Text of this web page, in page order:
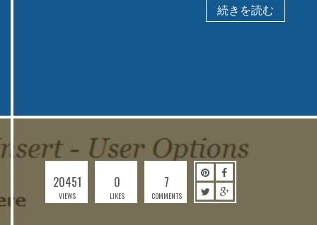
続きを読む
20451
VIEWS
0
LIKES
7
COMMENTS